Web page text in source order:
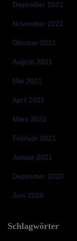
Dezember 2021
November 2021
Oktober 2021
August 2021
Mai 2021
April 2021
März 2021
Februar 2021
Januar 2021
Dezember 2020
Juni 2020
Schlagwörter